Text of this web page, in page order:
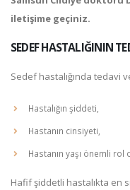
iletişime geçiniz.
SEDEF HASTALIĞININ
Sedef hastalığında tedavi
Hastalığın şiddeti,
Hastanın cinsiyeti,
Hastanın yaşı önemli rol
Hafif şiddetli hastalıkta en